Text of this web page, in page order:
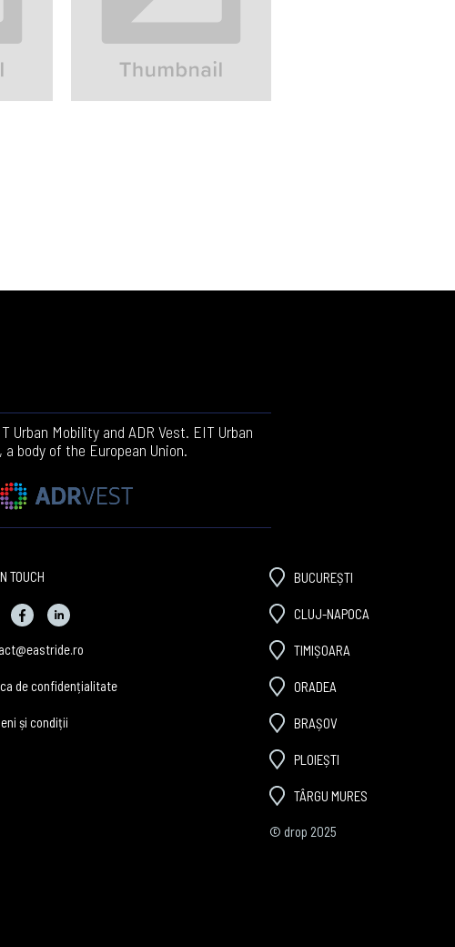
Mobility and ADR Vest. EIT Urban
body of the European Union.
TOUCH
de confidențialitate
și condiții
BUCUREȘTI
CLUJ-NAPOCA
TIMIȘOARA
ORADEA
BRAȘOV
PLOIEȘTI
TÂRGU MURES
© drop 2025